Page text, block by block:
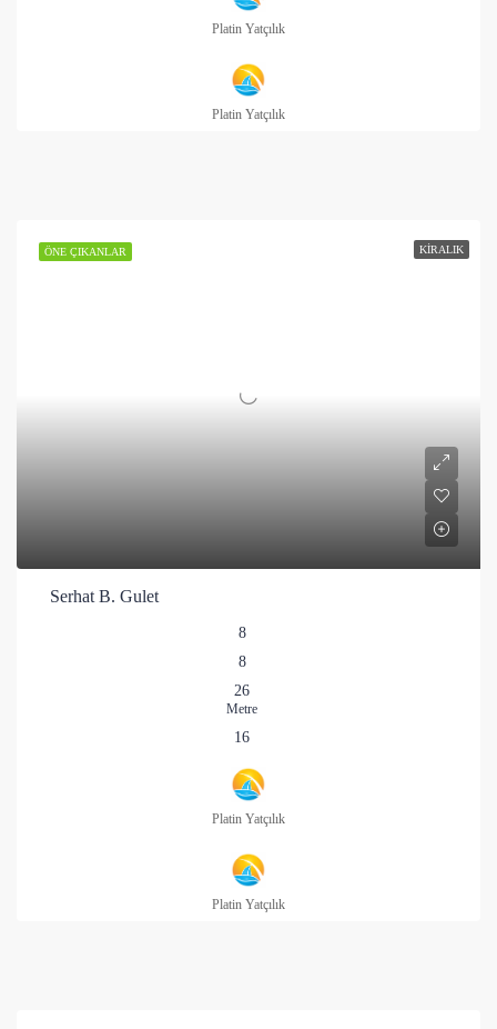
Platin Yatçılık
Platin Yatçılık
ÖNE ÇIKANLAR KIRALIK
Serhat B. Gulet
8
8
26
Metre
16
Platin Yatçılık
Platin Yatçılık